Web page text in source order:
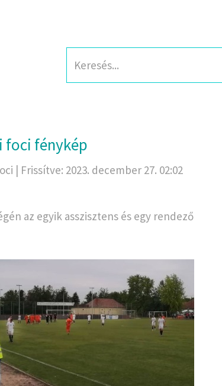
foci fénykép
| Frissítve: 2023. december 27. 02:02
az egyik asszisztens és egy rendező